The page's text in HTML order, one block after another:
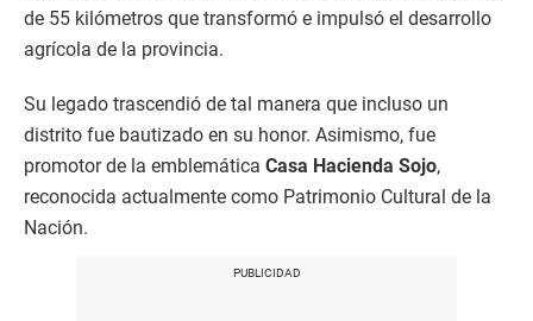
de 55 kilómetros que transformó e impulsó el desarrollo
agrícola de la provincia.
Su legado trascendió de tal manera que incluso un
distrito fue bautizado en su honor. Asimismo, fue
promotor de la emblemática Casa Hacienda Sojo,
reconocida actualmente como Patrimonio Cultural de la
Nación.